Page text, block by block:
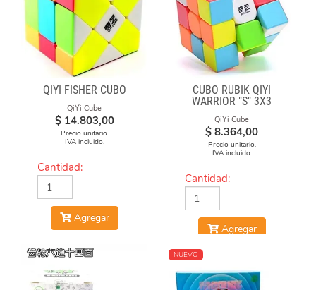
QIYI FISHER CUBO
QiYi Cube
$ 14.803,00
Precio unitario.
IVA incluido.
Cantidad:
Agregar
CUBO RUBIK QIYI
WARRIOR "S" 3X3
STICKERLESS
QiYi Cube
$ 8.364,00
Precio unitario.
IVA incluido.
Cantidad:
Agregar
NUEVO